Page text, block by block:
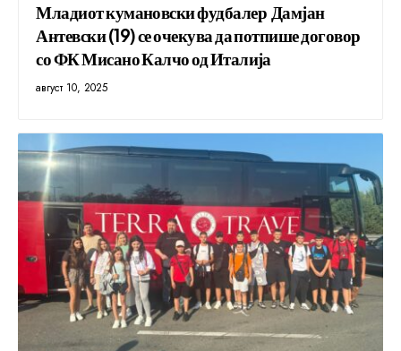
Младиот кумановски фудбалер Дамјан
Антевски (19) се очекува да потпише договор
со ФК Мисано Калчо од Италија
август 10, 2025